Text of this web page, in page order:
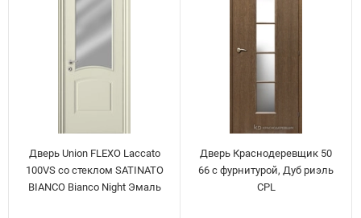
Дверь Union FLEXO Laccato
100VS со стеклом SATINATO
BIANCO Bianco Night Эмаль
Дверь Краснодеревщик 50
66 с фурнитурой, Дуб риэль
CPL